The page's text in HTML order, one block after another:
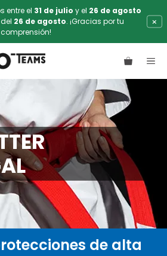
entre el 31 de julio y el 26 de agosto
26 de agosto. ¡Gracias por tu
comprensión!
×
de alta